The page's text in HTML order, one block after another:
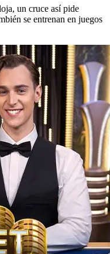
un cruce así pide
se entrenan en juegos